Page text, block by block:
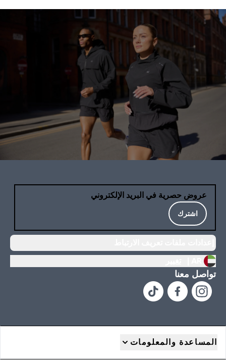
عروض حصرية في البريد الإلكتروني
اشترك
تواصل معنا
المساعدة والمعلومات